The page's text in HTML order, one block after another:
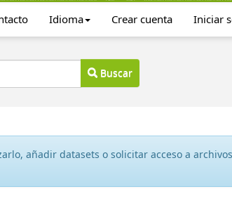
Idioma Crear cuenta Iniciar
Buscar
añadir datasets o solicitar acceso a archivos